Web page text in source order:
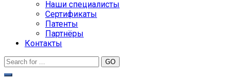
Наши специалисты
Сертификаты
Патенты
Партнёры
Контакты